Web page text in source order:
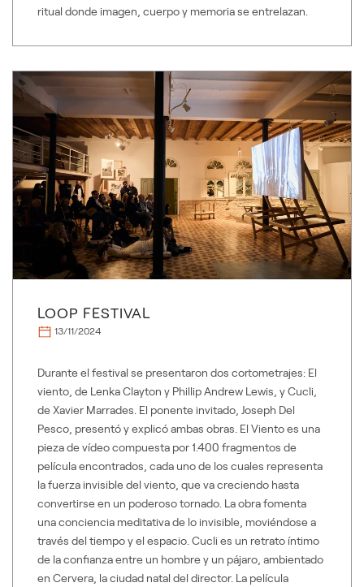
ritual donde imagen, cuerpo y memoria se entrelazan.
LOOP FESTIVAL
13/11/2024
Durante el festival se presentaron dos cortometrajes: El
viento, de Lenka Clayton y Phillip Andrew Lewis, y Cucli,
de Xavier Marrades. El ponente invitado, Joseph Del
Pesco, presentó y explicó ambas obras. El Viento es una
pieza de vídeo compuesta por 1.400 fragmentos de
película encontrados, cada uno de los cuales representa
la fuerza invisible del viento, que va creciendo hasta
convertirse en un poderoso tornado. La obra fomenta
una conciencia meditativa de lo invisible, moviéndose a
través del tiempo y el espacio. Cucli es un retrato íntimo
de la confianza entre un hombre y un pájaro, ambientado
en Cervera, la ciudad natal del director. La película